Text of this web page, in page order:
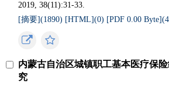
2019, 38(11):31-33.
[摘要](1890) [HTML](0) [PDF 0.00 Byte](
内蒙古自治区城镇职工基本医疗保
究